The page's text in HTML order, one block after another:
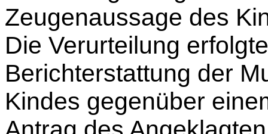
Zeugenaussage des
Die Verurteilung
Berichterstattung der
Kindes gegenüber